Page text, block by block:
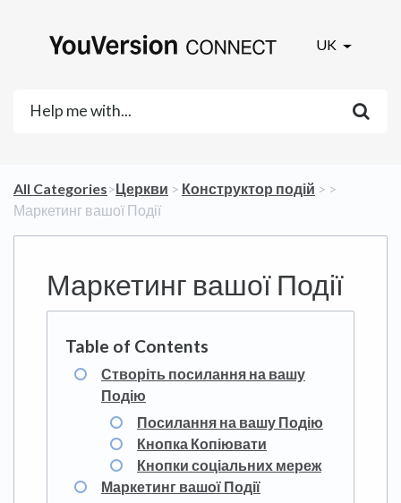
UK
All Categories​>​​Церкви ​ > ​ ​Конструктор подій ​ > ​ ​>​
Маркетинг вашої Події
Маркетинг вашої Події
Створіть посилання на вашу
Подію
Посилання на вашу Подію
Кнопка Копіювати
Кнопки соціальних мереж
Маркетинг вашої Події